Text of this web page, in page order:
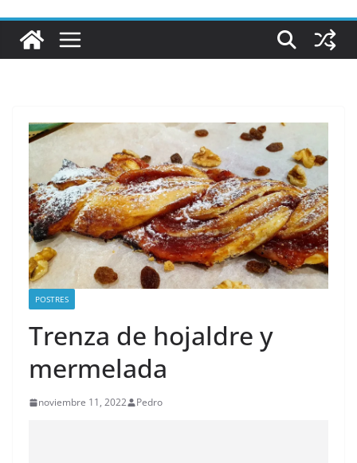
POSTRES
Trenza de hojaldre y
mermelada
noviembre 11, 2022 Pedro